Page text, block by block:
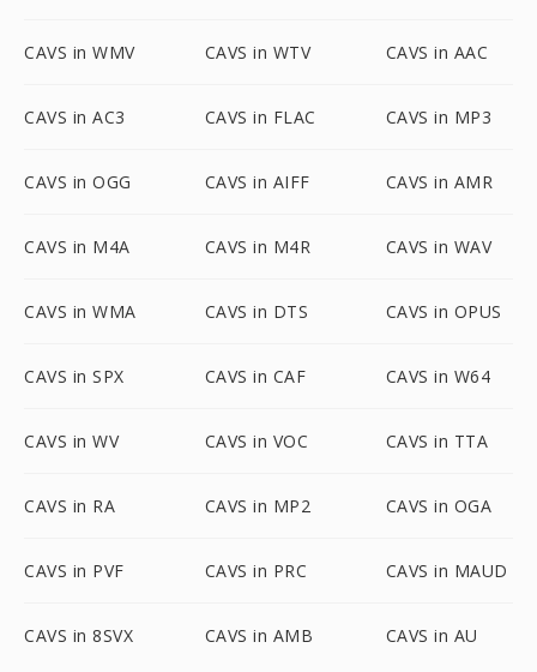
CAVS in WMV CAVS in WTV CAVS in AAC
CAVS in AC3 CAVS in FLAC CAVS in MP3
CAVS in OGG CAVS in AIFF CAVS in AMR
CAVS in M4A CAVS in M4R CAVS in WAV
CAVS in WMA CAVS in DTS CAVS in OPUS
CAVS in SPX CAVS in CAF CAVS in W64
CAVS in WV CAVS in VOC CAVS in TTA
CAVS in RA CAVS in MP2 CAVS in OGA
CAVS in PVF CAVS in PRC CAVS in MAUD
CAVS in 8SVX CAVS in AMB CAVS in AU